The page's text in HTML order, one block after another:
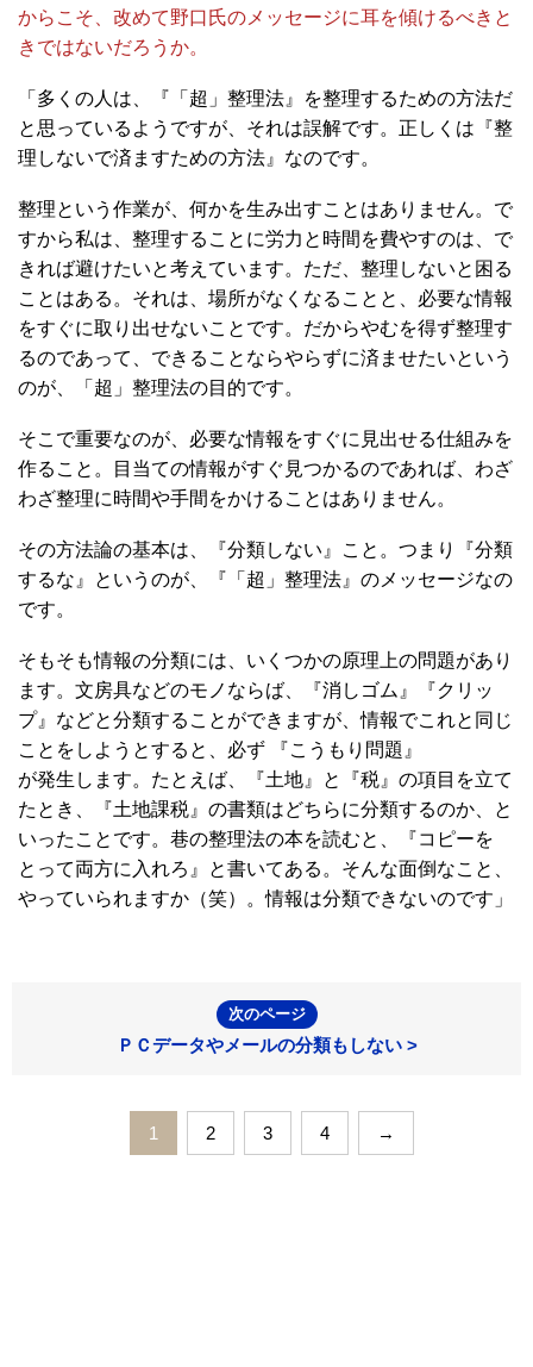
からこそ、改めて野口氏のメッセージに耳を傾けるべきと
きではないだろうか。
「多くの人は、『「超」整理法』を整理するための方法だ
と思っているようですが、それは誤解です。正しくは『整
理しないで済ますための方法』なのです。
整理という作業が、何かを生み出すことはありません。で
すから私は、整理することに労力と時間を費やすのは、で
きれば避けたいと考えています。ただ、整理しないと困る
ことはある。それは、場所がなくなることと、必要な情報
をすぐに取り出せないことです。だからやむを得ず整理す
るのであって、できることならやらずに済ませたいという
のが、「超」整理法の目的です。
そこで重要なのが、必要な情報をすぐに見出せる仕組みを
作ること。目当ての情報がすぐ見つかるのであれば、わざ
わざ整理に時間や手間をかけることはありません。
その方法論の基本は、『分類しない』こと。つまり『分類
するな』というのが、『「超」整理法』のメッセージなの
です。
そもそも情報の分類には、いくつかの原理上の問題があり
ます。文房具などのモノならば、『消しゴム』『クリッ
プ』などと分類することができますが、情報でこれと同じ
ことをしようとすると、必ず 『こうもり問題』
が発生します。たとえば、『土地』と『税』の項目を立て
たとき、『土地課税』の書類はどちらに分類するのか、と
いったことです。巷の整理法の本を読むと、『コピーを
とって両方に入れろ』と書いてある。そんな面倒なこと、
やっていられますか（笑）。情報は分類できないのです」
次のページ
ＰＣデータやメールの分類もしない >
1 2 3 4 →